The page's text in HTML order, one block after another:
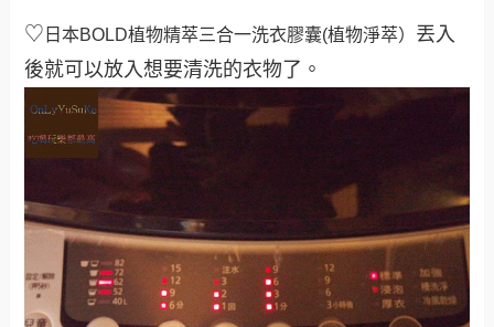
♡ 日本BOLD植物精萃三合一洗衣膠囊(植物淨萃） 丟入
後就可以放入想要清洗的衣物了。